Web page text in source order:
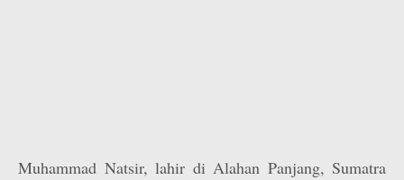
Muhammad Natsir, lahir di Alahan Panjang, Sumatra